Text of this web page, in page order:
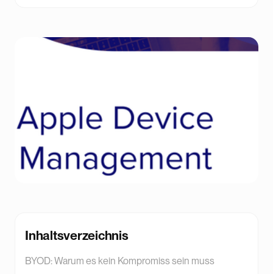
Inhaltsverzeichnis
BYOD: Warum es kein Kompromiss sein muss